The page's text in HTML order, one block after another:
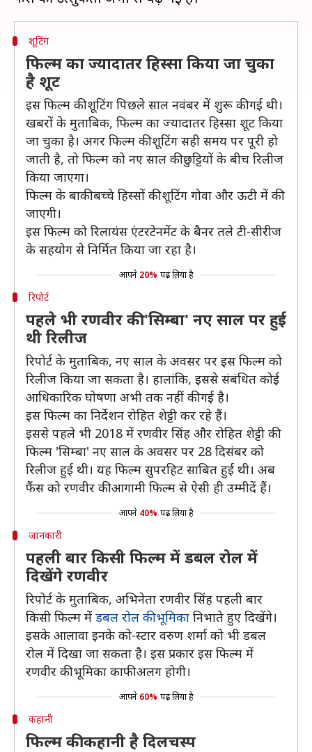
शूटिंग
फिल्म का ज्यादातर हिस्सा किया जा चुका
है शूट
इस फिल्म की शूटिंग पिछले साल नवंबर में शुरू की गई थी।
खबरों के मुताबिक, फिल्म का ज्यादातर हिस्सा शूट किया
जा चुका है। अगर फिल्म की शूटिंग सही समय पर पूरी हो
जाती है, तो फिल्म को नए साल की छुट्टियों के बीच रिलीज
किया जाएगा।
फिल्म के बाकी बच्चे हिस्सों की शूटिंग गोवा और ऊटी में की
जाएगी।
इस फिल्म को रिलायंस एंटरटेनमेंट के बैनर तले टी-सीरीज
के सहयोग से निर्मित किया जा रहा है।
आपने 20% पढ़ लिया है
रिपोर्ट
पहले भी रणवीर की 'सिम्बा' नए साल पर हुई
थी रिलीज
रिपोर्ट के मुताबिक, नए साल के अवसर पर इस फिल्म को
रिलीज किया जा सकता है। हालांकि, इससे संबंधित कोई
आधिकारिक घोषणा अभी तक नहीं की गई है।
इस फिल्म का निर्देशन रोहित शेट्टी कर रहे हैं।
इससे पहले भी 2018 में रणवीर सिंह और रोहित शेट्टी की
फिल्म 'सिम्बा' नए साल के अवसर पर 28 दिसंबर को
रिलीज हुई थी। यह फिल्म सुपरहिट साबित हुई थी। अब
फैंस को रणवीर की आगामी फिल्म से ऐसी ही उम्मीदें हैं।
आपने 40% पढ़ लिया है
जानकारी
पहली बार किसी फिल्म में डबल रोल में
दिखेंगे रणवीर
रिपोर्ट के मुताबिक, अभिनेता रणवीर सिंह पहली बार
किसी फिल्म में डबल रोल की भूमिका निभाते हुए दिखेंगे।
इसके आलावा इनके को-स्टार वरुण शर्मा को भी डबल
रोल में दिखा जा सकता है। इस प्रकार इस फिल्म में
रणवीर की भूमिका काफी अलग होगी।
आपने 60% पढ़ लिया है
कहानी
फिल्म की कहानी है दिलचस्प